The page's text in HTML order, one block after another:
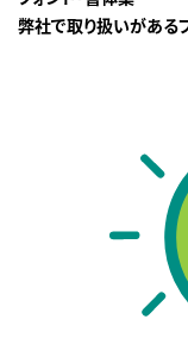
弊社で取り扱いがある